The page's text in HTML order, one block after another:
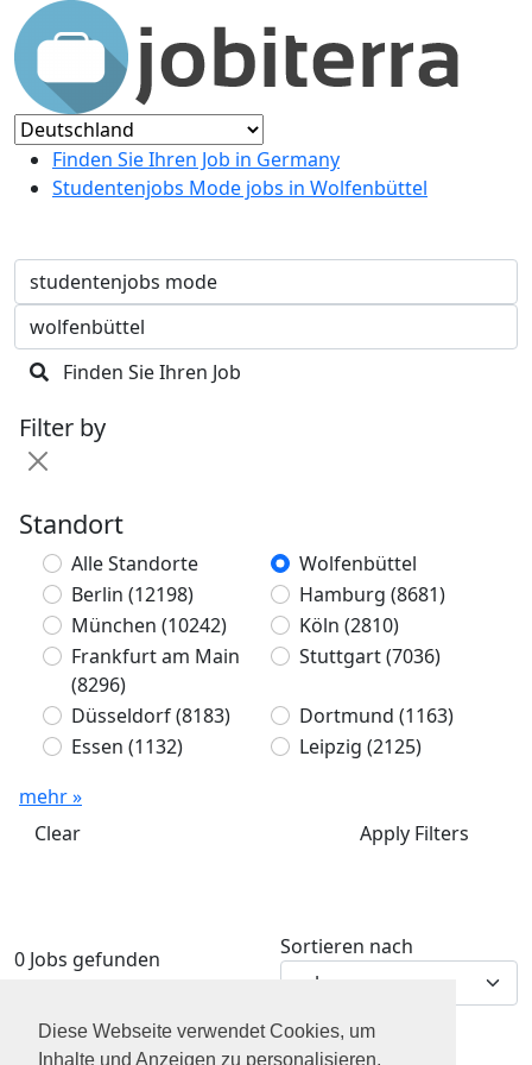
Diese Webseite verwendet Cookies, um
Inhalte und Anzeigen zu personalisieren,
Finden Sie Ihren Job in Germany
Studentenjobs Mode jobs in Wolfenbüttel
Finden Sie Ihren Job
Filter by
Standort
Alle Standorte
Wolfenbüttel
Berlin (12198) Hamburg (8681)
München (10242) Köln (2810)
Frankfurt am Main
(8296)
Stuttgart(7036)
Düsseldorf(8183) Dortmund (1163)
Essen (1132) Leipzig (2125)
mehr »
Clear
Apply Filters
0 Jobs gefunden Sortieren nach